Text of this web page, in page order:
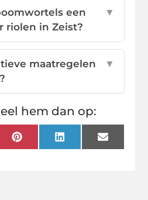
een
riolen in Zeist?
▼
maatregelen
▼
hem dan op:
PinterestLinkedInEmail